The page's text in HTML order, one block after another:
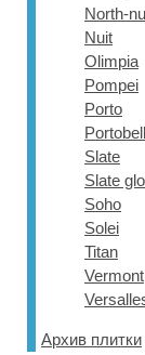
North-
Nuit
Olimpia
Pompei
Porto
Slate
Slate
Soho
Solei
Titan
Vermont
Архив плитки